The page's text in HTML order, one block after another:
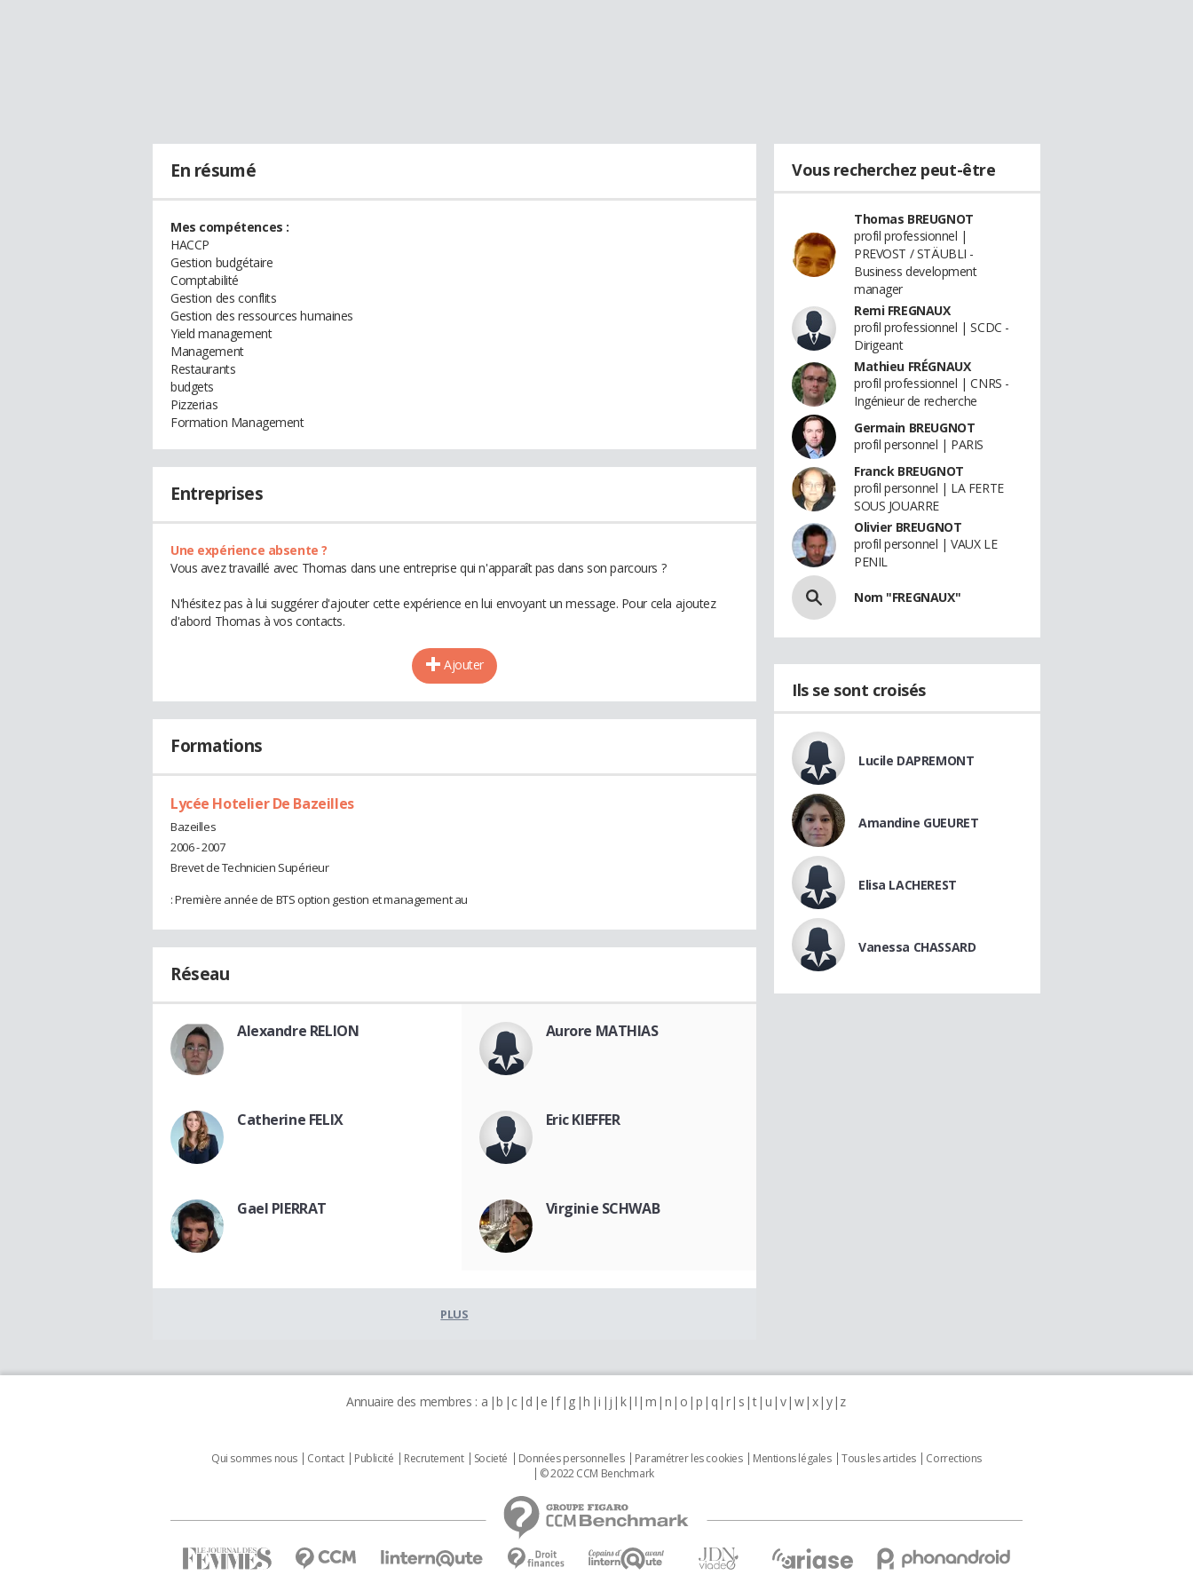
En résumé
Mes compétences :
HACCP
Gestion budgétaire
Comptabilité
Gestion des conflits
Gestion des ressources humaines
Yield management
Management
Restaurants
budgets
Pizzerias
Formation Management
Entreprises
Une expérience absente ?
Vous avez travaillé avec Thomas dans une entreprise qui n'apparaît pas dans son parcours ?
N'hésitez pas à lui suggérer d'ajouter cette expérience en lui envoyant un message. Pour cela ajoutez
d'abord Thomas à vos contacts.
Ajouter
Formations
Lycée Hotelier De Bazeilles
Bazeilles
2006 - 2007
Brevet de Technicien Supérieur
: Première année de BTS option gestion et management au
Réseau
Alexandre RELION Aurore MATHIAS
Catherine FELIX Eric KIEFFER
Gael PIERRAT Virginie SCHWAB
PLUS
Vous recherchez peut-être
Thomas BREUGNOT
profil professionnel |
PREVOST / STÄUBLI -
Business development
manager
Remi FREGNAUX
profil professionnel | SCDC -
Dirigeant
Mathieu FRÉGNAUX
profil professionnel | CNRS -
Ingénieur de recherche
Germain BREUGNOT
profil personnel | PARIS
Franck BREUGNOT
profil personnel | LA FERTE
SOUS JOUARRE
Olivier BREUGNOT
profil personnel | VAUX LE
PENIL
Nom "FREGNAUX"
Ils se sont croisés
Lucile DAPREMONT
Amandine GUEURET
Elisa LACHEREST
Vanessa CHASSARD
Annuaire des membres : a b c d e f g h i j k l m n o p q r s t u v w x y z
Qui sommes nous Contact Publicité Recrutement Societé Données personnelles Paramétrer les cookies Mentions légales Tous les articles
Corrections
© 2022 CCM Benchmark